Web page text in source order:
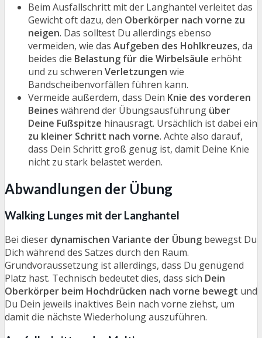
Beim Ausfallschritt mit der Langhantel verleitet das
Gewicht oft dazu, den Oberkörper nach vorne zu
neigen. Das solltest Du allerdings ebenso
vermeiden, wie das Aufgeben des Hohlkreuzes, da
beides die Belastung für die Wirbelsäule erhöht
und zu schweren Verletzungen wie
Bandscheibenvorfällen führen kann.
Vermeide außerdem, dass Dein Knie des vorderen
Beines während der Übungsausführung über
Deine Fußspitze hinausragt. Ursächlich ist dabei ein
zu kleiner Schritt nach vorne. Achte also darauf,
dass Dein Schritt groß genug ist, damit Deine Knie
nicht zu stark belastet werden.
Abwandlungen der Übung
Walking Lunges mit der Langhantel
Bei dieser dynamischen Variante der Übung bewegst Du
Dich während des Satzes durch den Raum.
Grundvoraussetzung ist allerdings, dass Du genügend
Platz hast. Technisch bedeutet dies, dass sich Dein
Oberkörper beim Hochdrücken nach vorne bewegt und
Du Dein jeweils inaktives Bein nach vorne ziehst, um
damit die nächste Wiederholung auszuführen.